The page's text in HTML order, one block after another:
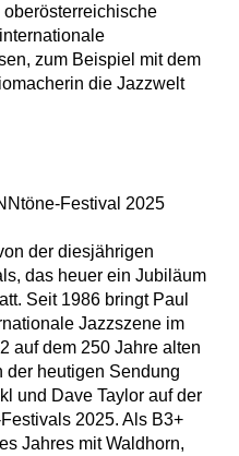
zum Beispiel mit dem
die Jazzwelt
Festival 2025
der diesjährigen
das heuer ein Jubiläum
Seit 1986 bringt Paul
Jazzszene im
auf dem 250 Jahre alten
der heutigen Sendung
und Dave Taylor auf der
2025. Als B3+
Jahres mit Waldhorn,